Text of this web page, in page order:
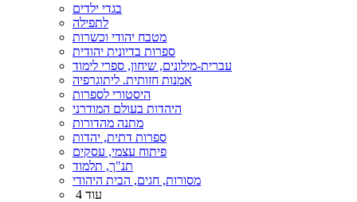
בגדי ילדים
לתפילה
מטבח יהודי וכשרות
ספרות בדיונית יהודית
עברית-מילונים, שיחון, ספרי לימוד
אמנות חזותית. ליתוגרפיה
היסטורי לספרות
היהדות בעולם המודרני
מתנה מהדורות
ספרות דתית, יהדות
פיתוח עצמי, עסקים
תנ"ך, תלמוד
מסורות, חגים, הבית היהודי
עוד 4